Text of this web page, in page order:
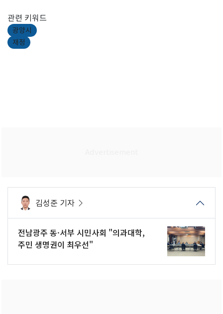
관련 키워드
광양시
재정
김성준 기자
전남광주 동·서부 시민사회 "의과대학,
주민 생명권이 최우선"